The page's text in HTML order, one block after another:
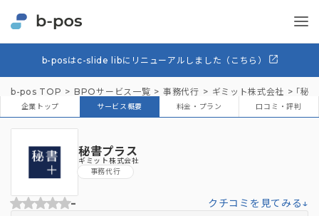
b-posはc-slide libにリニューアルしました（こちら）
b-pos TOP BPOサービス一覧 事務代行 ギミット株式会社 「秘
企業トップ サービス概要 料金・プラン 口コミ・評判
秘書プラス
ギミット株式会社
事務代行
- クチコミを見てみる↓